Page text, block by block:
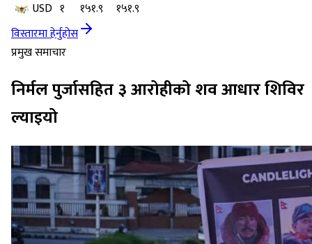
USD १ १५१.९
१५१.९
विस्तारमा हेर्नुहोस
प्रमुख समाचार
निर्मल पुर्जासहित ३ आरोहीको शव आधार शिविर
ल्याइयो